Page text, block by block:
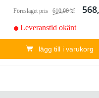
Föreslaget pris 610,00 kr
Leveranstid okänt
lägg till i varukorg